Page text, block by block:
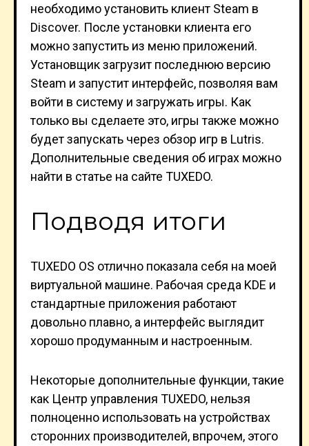
необходимо установить клиент Steam в
Discover. После установки клиента его
можно запустить из меню приложений.
Установщик загрузит последнюю версию
Steam и запустит интерфейс, позволяя вам
войти в систему и загружать игры. Как
только вы сделаете это, игры также можно
будет запускать через обзор игр в Lutris.
Дополнительные сведения об играх можно
найти в статье на сайте TUXEDO.
Подводя итоги
TUXEDO OS отлично показала себя на моей
виртуальной машине. Рабочая среда KDE и
стандартные приложения работают
довольно плавно, а интерфейс выглядит
хорошо продуманным и настроенным.
Некоторые дополнительные функции, такие
как Центр управления TUXEDO, нельзя
полноценно использовать на устройствах
сторонних производителей, впрочем, этого